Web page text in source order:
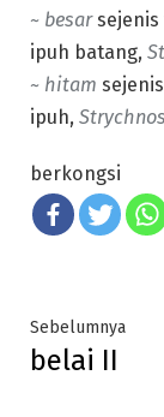
~ besar
ipuh batang,
~ hitam
ipuh,
berkongsi
Post
navigation
Sebelumnya
belai II